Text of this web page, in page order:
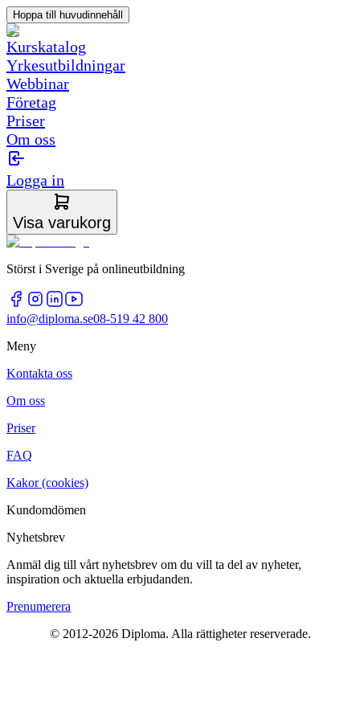
Hoppa till huvudinnehåll
Kurskatalog
Yrkesutbildningar
Webbinar
Företag
Priser
Om oss
Logga in
Visa varukorg
Störst i Sverige på onlineutbildning
info@diploma.se08-519 42 800
Meny
Kontakta oss
Om oss
Priser
FAQ
Kakor (cookies)
Kundomdömen
Nyhetsbrev
Anmäl dig till vårt nyhetsbrev om du vill ta del av nyheter,
inspiration och aktuella erbjudanden.
Prenumerera
© 2012-2026 Diploma. Alla rättigheter reserverade.